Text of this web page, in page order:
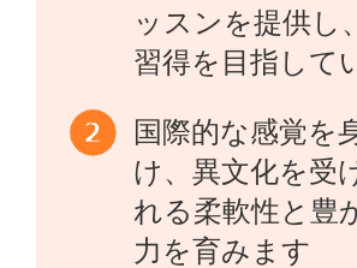
ッスンを提供し
習得を目指して
国際的な感覚を
け、異文化を受
れる柔軟性と豊
力を育みます